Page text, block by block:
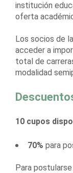
institución
oferta
Los socios de
acceder a
total de
modalidad
10 cupos
70% para
Para